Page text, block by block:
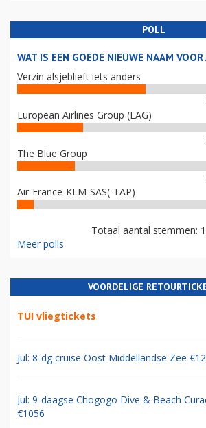
POLL
WAT IS EEN GOEDE NIEUWE NAAM
Verzin alsjeblieft iets anders
European Airlines Group (EAG)
The Blue Group
Air-France-KLM-SAS(-TAP)
Totaal aantal stemmen:
Meer polls
VOORDELIGE
TUI vliegtickets
Jul: 8-dg cruise Oost Middellandse Zee
Jul: 9-daagse Chogogo Dive & Beach
€1056